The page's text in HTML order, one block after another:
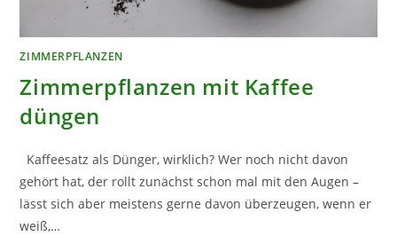
ZIMMERPFLANZEN
Zimmerpflanzen mit Kaffee
düngen
Kaffeesatz als Dünger, wirklich? Wer noch nicht davon
gehört hat, der rollt zunächst schon mal mit den Augen –
lässt sich aber meistens gerne davon überzeugen, wenn er
weiß,…